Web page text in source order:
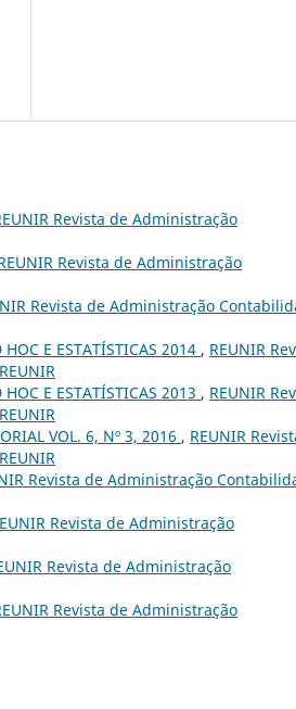
Revista de Administração
Revista de Administração
Revista de Administração
E ESTATÍSTICAS 2014 , REUNIR
E ESTATÍSTICAS 2013 , REUNIR
VOL. 6, Nº 3, 2016 , REUNIR
Revista de Administração
Revista de Administração
Revista de Administração
Revista de Administração